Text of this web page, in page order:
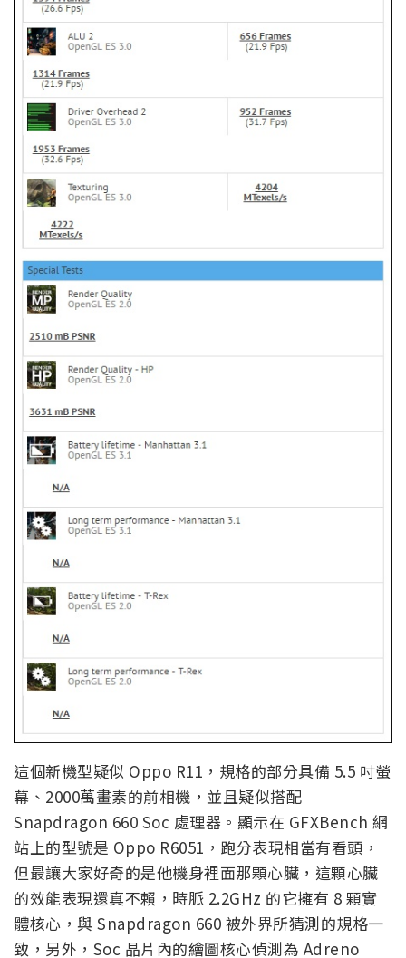
這個新機型疑似 Oppo R11，規格的部分具備 5.5 吋螢
幕、2000萬畫素的前相機，並且疑似搭配
Snapdragon 660 Soc 處理器。顯示在 GFXBench 網
站上的型號是 Oppo R6051，跑分表現相當有看頭，
但最讓大家好奇的是他機身裡面那顆心臟，這顆心臟
的效能表現還真不賴，時脈 2.2GHz 的它擁有 8 顆實
體核心，與 Snapdragon 660 被外界所猜測的規格一
致，另外，Soc 晶片內的繪圖核心偵測為 Adreno